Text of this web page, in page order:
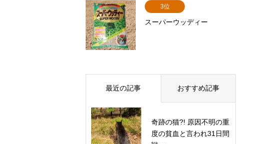
3位
スーパーウッディー
最近の記事 おすすめ記事
奇跡の猫?! 原因不明の重
度の貧血と言われ31日間